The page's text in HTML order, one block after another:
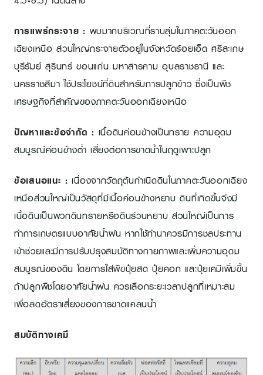
การแพร่กระจาย: พบมากบริเวณที่ราบลุ่มในภาคตะวันออก
เฉียงเหนือ ส่วนใหญ่กระจายตัวอยู่ในจังหวัดร้อยเอ็ด ศรีสะเกษ
บุรีรัมย์ สุรินทร์ ขอนแก่น มหาสารคาม อุบลราชธานี และ
นครราชสีมา ใช้ประโยชน์ที่ดินสำหรับการปลูกข้าว ซึ่งเป็นพืช
เศรษฐกิจที่สำคัญของภาคตะวันออกเฉียงเหนือ
ปัญหาและข้อจำกัด : เนื้อดินค่อนข้างเป็นทราย ความอุดม
สมบูรณ์ค่อนข้างต่ำ เสี่ยงต่อการขาดน้ำในฤดูเพาะปลูก
ข้อเสนอแนะ : เนื่องจากวัตถุต้นกำเนิดดินในภาคตะวันออกเฉียง
เหนือส่วนใหญ่เป็นวัสดุที่มีเนื้อค่อนข้างหยาบ ดินที่เกิดขึ้นจึงมี
เนื้อดินเป็นพวกดินทรายหรือดินร่วนหยาบ ส่วนใหญ่เป็นการ
ทำการเกษตรแบบอาศัยน้ำฝน หากใช้ทำนาควรมีการชลประทาน
เข้าช่วยและมีการปรับปรุงสมบัติทางกายภาพและเพิ่มความอุดม
สมบูรณ์ของดิน โดยการใส่พืขปุ๋ยสด ปุ๋ยคอก และปุ๋ยเคมีเพิ่มขึ้น
ถ้าปลูกพืชโดยอาศัยน้ำฝน ควรเลือกระยะเวลาปลูกที่เหมาะสม
เพื่อลดอัตราเสี่ยงของการขาดแคลนน้ำ
สมบัติทางเคมี